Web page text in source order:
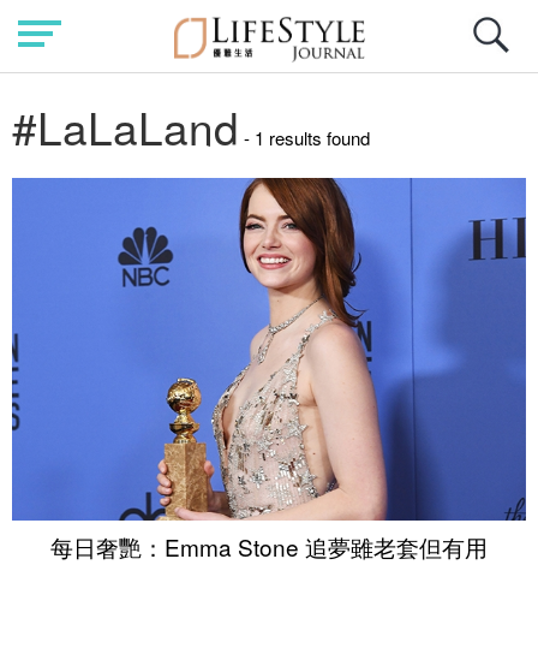
#LaLaLand - 1 results found
每日奢艷：Emma Stone 追夢雖老套但有用